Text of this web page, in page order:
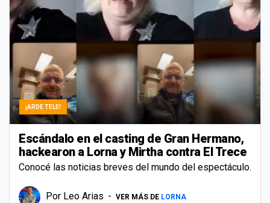
¡ARDE TELE!
Escándalo en el casting de Gran Hermano,
hackearon a Lorna y Mirtha contra El Trece
Conocé las noticias breves del mundo del espectáculo.
Por Leo Arias VER MÁS DE LORNA